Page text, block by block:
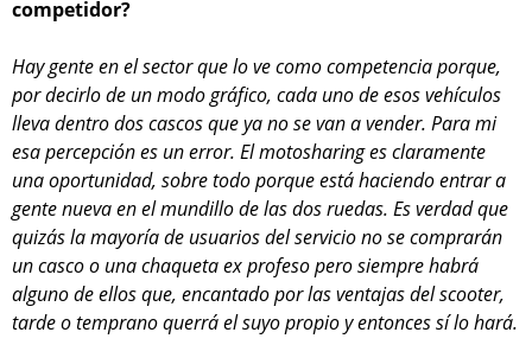
competidor?
Hay gente en el sector que lo ve como competencia porque,
por decirlo de un modo gráfico, cada uno de esos vehículos
lleva dentro dos cascos que ya no se van a vender. Para mi
esa percepción es un error. El motosharing es claramente
una oportunidad, sobre todo porque está haciendo entrar a
gente nueva en el mundillo de las dos ruedas. Es verdad que
quizás la mayoría de usuarios del servicio no se comprarán
un casco o una chaqueta ex profeso pero siempre habrá
alguno de ellos que, encantado por las ventajas del scooter,
tarde o temprano querrá el suyo propio y entonces sí lo hará.